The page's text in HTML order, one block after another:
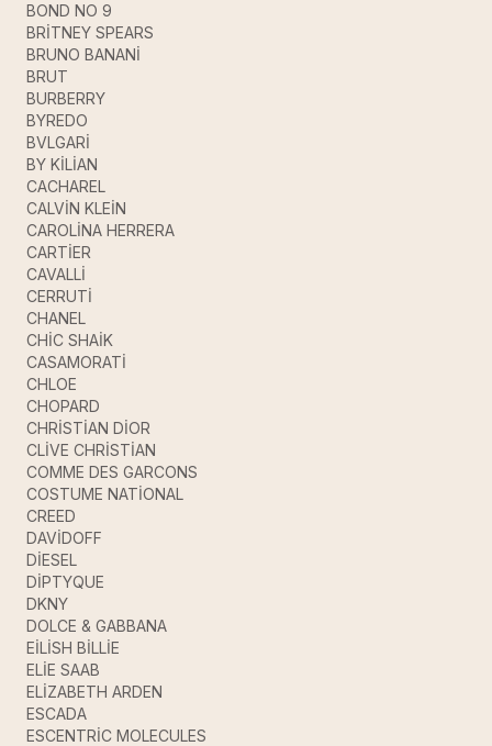
BOND NO 9
BRİTNEY SPEARS
BRUNO BANANİ
BRUT
BURBERRY
BYREDO
BVLGARİ
BY KİLİAN
CACHAREL
CALVİN KLEİN
CAROLİNA HERRERA
CARTİER
CAVALLİ
CERRUTİ
CHANEL
CHİC SHAİK
CASAMORATİ
CHLOE
CHOPARD
CHRİSTİAN DİOR
CLİVE CHRİSTİAN
COMME DES GARCONS
COSTUME NATİONAL
CREED
DAVİDOFF
DİESEL
DİPTYQUE
DKNY
DOLCE & GABBANA
EİLİSH BİLLİE
ELİE SAAB
ELİZABETH ARDEN
ESCADA
ESCENTRİC MOLECULES